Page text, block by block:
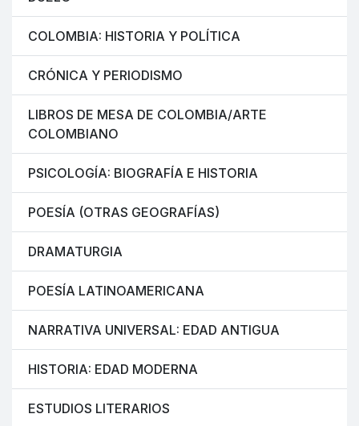
COLOMBIA: HISTORIA Y POLÍTICA
CRÓNICA Y PERIODISMO
LIBROS DE MESA DE COLOMBIA/ARTE
COLOMBIANO
PSICOLOGÍA: BIOGRAFÍA E HISTORIA
POESÍA (OTRAS GEOGRAFÍAS)
DRAMATURGIA
POESÍA LATINOAMERICANA
NARRATIVA UNIVERSAL: EDAD ANTIGUA
HISTORIA: EDAD MODERNA
ESTUDIOS LITERARIOS